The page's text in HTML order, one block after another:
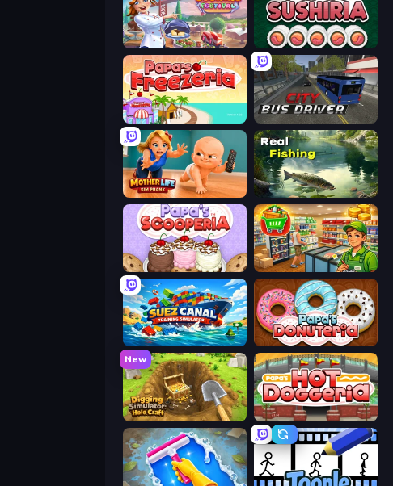
Cooking Festival Papa's Sushiria
Papa's Freezeria City Bus Driver
Mother Life Simulator: Prank Real Fishing Simulator
Papa's Scooperia Supermarket Simulator: Desert
Suez Canal Training Simulator Papa's Donuteria
New
Digging Simulator: Hole Craft Papa's Hot Doggeria